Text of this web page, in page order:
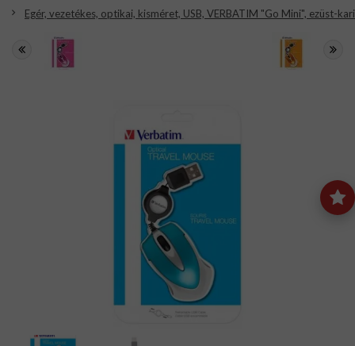
Egér, vezetékes, optikai, kisméret, USB, VERBATIM "Go Mini", ezüst-